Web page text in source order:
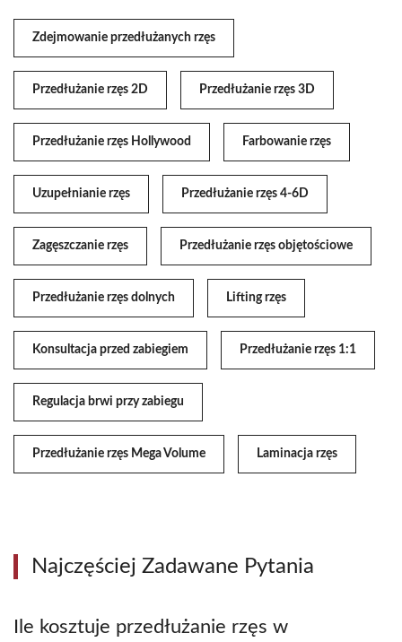
Zdejmowanie przedłużanych rzęs
Przedłużanie rzęs 2D Przedłużanie rzęs 3D
Przedłużanie rzęs Hollywood Farbowanie rzęs
Uzupełnianie rzęs Przedłużanie rzęs 4-6D
Zagęszczanie rzęs Przedłużanie rzęs objętościowe
Przedłużanie rzęs dolnych Lifting rzęs
Konsultacja przed zabiegiem Przedłużanie rzęs 1:1
Regulacja brwi przy zabiegu
Przedłużanie rzęs Mega Volume Laminacja rzęs
Najczęściej Zadawane Pytania
Ile kosztuje przedłużanie rzęs w